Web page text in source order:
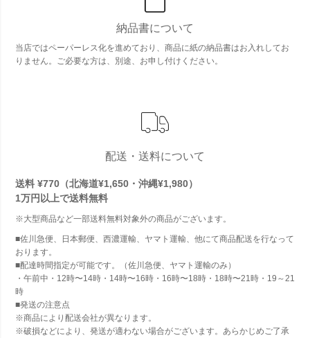
納品書について
当店ではペーパーレス化を進めており、商品に紙の納品書はお入れしてお
りません。ご必要な方は、別途、お申し付けください。
配送・送料について
送料 ¥770（北海道¥1,650・沖縄¥1,980）
1万円以上で送料無料
※大型商品など一部送料無料対象外の商品がございます。
■佐川急便、日本郵便、西濃運輸、ヤマト運輸、他にて商品配送を行なって
おります。
■配達時間指定が可能です。（佐川急便、ヤマト運輸のみ）
・午前中・12時〜14時・14時〜16時・16時〜18時・18時〜21時・19～21
時
■発送の注意点
※商品により配送会社が異なります。
※破損などにより、発送が適わない場合がございます。あらかじめご了承